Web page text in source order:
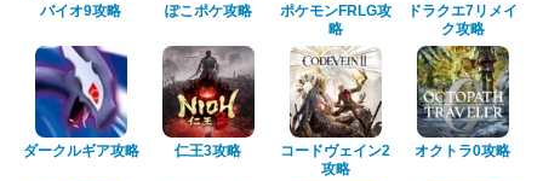
バイオ9攻略 ぽこポケ攻略
ポケモンFRLG攻
略
ドラクエ7リメイ
ク攻略
ダークルギア攻略 仁王3攻略
コードヴェイン2
攻略
オクトラ0攻略